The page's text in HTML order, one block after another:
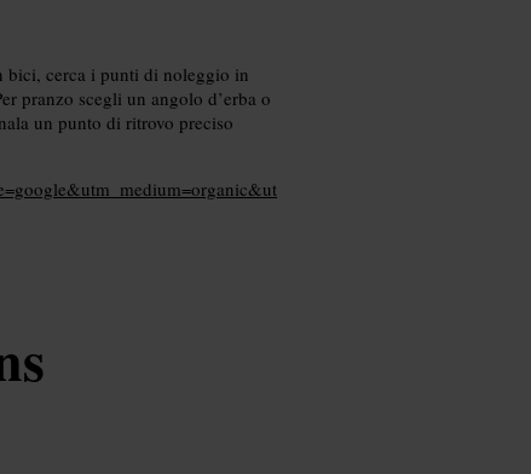
bici, cerca i punti di noleggio in
pranzo scegli un angolo d’erba o
un punto di ritrovo preciso